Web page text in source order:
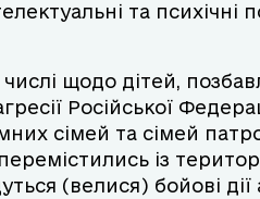
та психічні
щодо дітей,
Російської
сімей та сімей
із
(велися) бойові дії